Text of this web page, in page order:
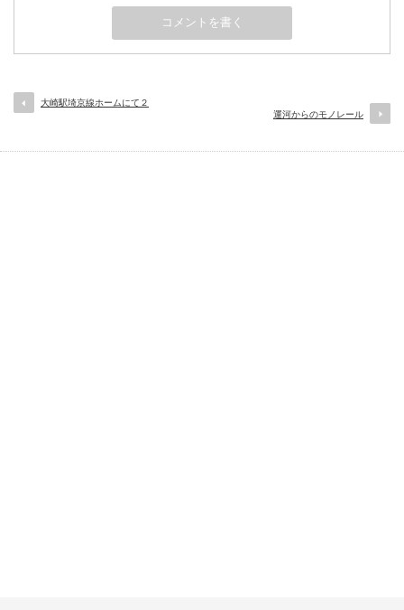
大崎駅埼京線ホームにて２
運河からのモノレール